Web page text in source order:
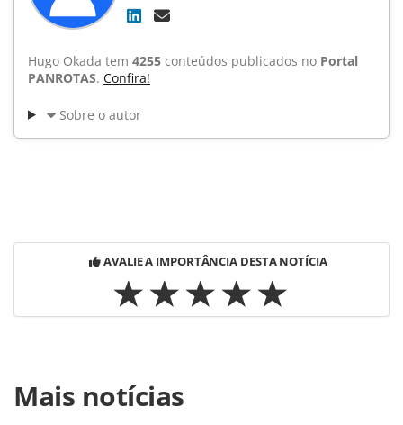
Hugo Okada tem 4255 conteúdos publicados no Portal
PANROTAS. Confira!
Sobre o autor
AVALIE A IMPORTÂNCIA DESTA NOTÍCIA
https://www.panrotas.com.br/noticia-
turismo/hotelaria/2015/09/blogueira-revela-dez-motivos-
Mais notícias